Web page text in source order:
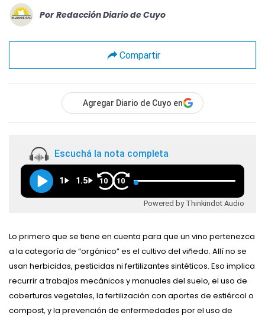
Por Redacción Diario de Cuyo
Compartir
Agregar Diario de Cuyo en
Escuchá la nota completa
1 1.5 10 10
Powered by Thinkindot Audio
Lo primero que se tiene en cuenta para que un vino pertenezca
a la categoría de “orgánico” es el cultivo del viñedo. Allí no se
usan herbicidas, pesticidas ni fertilizantes sintéticos. Eso implica
recurrir a trabajos mecánicos y manuales del suelo, el uso de
coberturas vegetales, la fertilización con aportes de estiércol o
compost, y la prevención de enfermedades por el uso de